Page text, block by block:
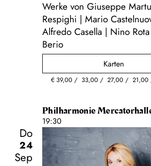
Werke von Giuseppe
Respighi | Mario
Alfredo Casella | Nino
Berio
Karten
€ 39,00 33,00 27,00 21,00
Philharmonie
19:30
Do
24
Sep